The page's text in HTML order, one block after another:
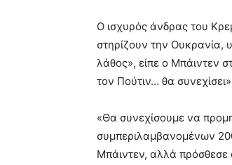
Ο ισχυρός άνδρας του
στηρίζουν την Ουκρανία,
λάθος», είπε ο Μπάιντεν
τον Πούτιν… θα
«Θα συνεχίσουμε να
συμπεριλαμβανομένων
Μπάιντεν, αλλά πρόσθεσε